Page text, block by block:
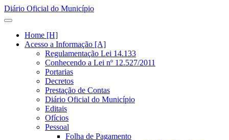
Diário Oficial do Município
Home [H]
Acesso a Informação [A]
Regulamentação Lei 14.133
Conhecendo a Lei nº 12.527/2011
Portarias
Decretos
Prestação de Contas
Diário Oficial do Município
Editais
Ofícios
Pessoal
Folha de Pagamento